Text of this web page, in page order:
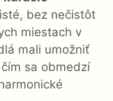
bez nečistôt
miestach v
mali umožniť
sa obmedzí